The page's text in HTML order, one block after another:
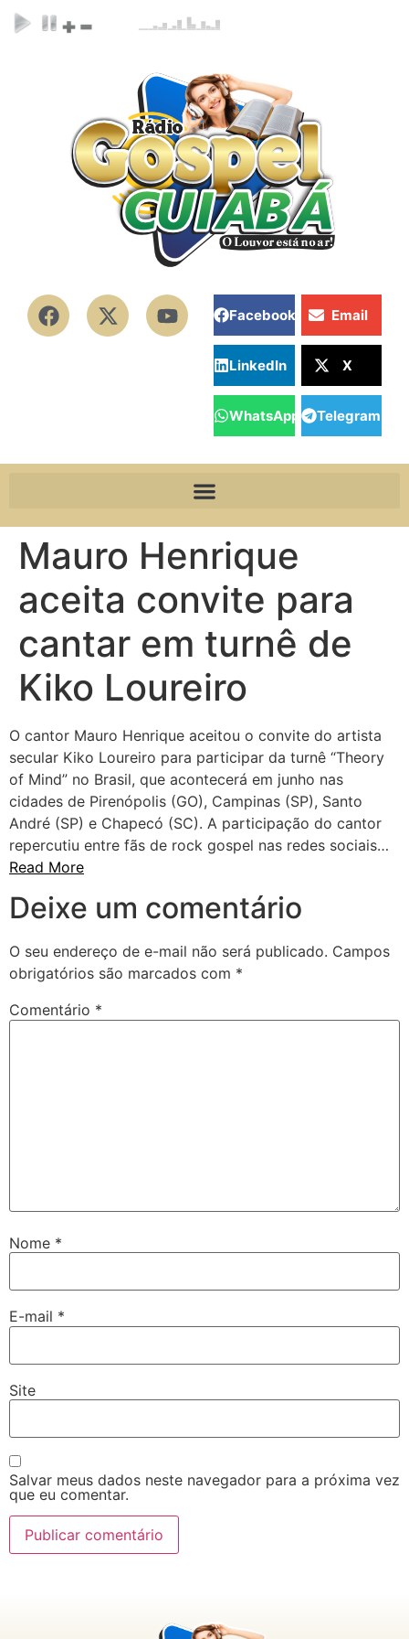
Facebook Email
LinkedIn X
WhatsApp Telegram
Mauro Henrique
aceita convite para
cantar em turnê de
Kiko Loureiro
O cantor Mauro Henrique aceitou o convite do artista
secular Kiko Loureiro para participar da turnê “Theory
of Mind” no Brasil, que acontecerá em junho nas
cidades de Pirenópolis (GO), Campinas (SP), Santo
André (SP) e Chapecó (SC). A participação do cantor
repercutiu entre fãs de rock gospel nas redes sociais…
Read More
Deixe um comentário
O seu endereço de e-mail não será publicado. Campos
obrigatórios são marcados com *
Comentário *
Nome *
E-mail *
Site
Salvar meus dados neste navegador para a próxima vez
que eu comentar.